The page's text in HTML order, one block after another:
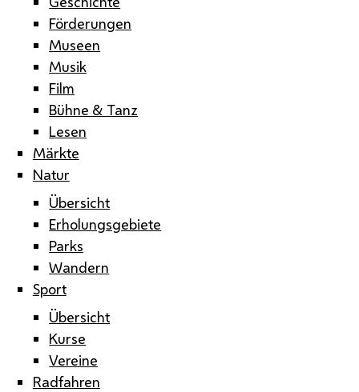
Förderungen
Museen
Musik
Film
Bühne & Tanz
Lesen
Märkte
Natur
Übersicht
Erholungsgebiete
Parks
Wandern
Sport
Übersicht
Kurse
Vereine
Radfahren